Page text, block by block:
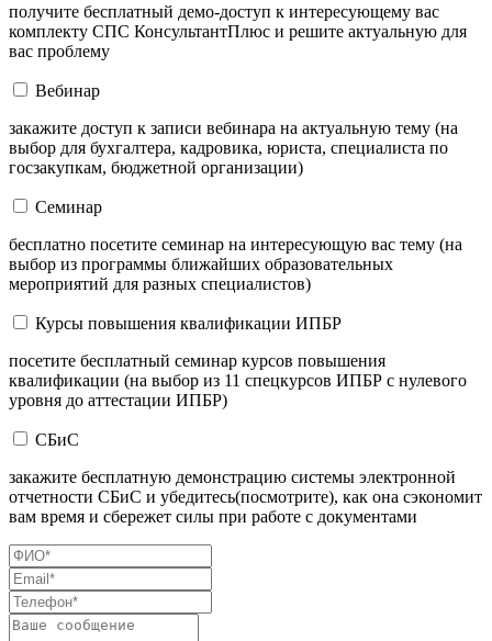
получите бесплатный демо-доступ к интересующему вас
комплекту СПС КонсультантПлюс и решите актуальную для
вас проблему
Вебинар
закажите доступ к записи вебинара на актуальную тему (на
выбор для бухгалтера, кадровика, юриста, специалиста по
госзакупкам, бюджетной организации)
Семинар
бесплатно посетите семинар на интересующую вас тему (на
выбор из программы ближайших образовательных
мероприятий для разных специалистов)
Курсы повышения квалификации ИПБР
посетите бесплатный семинар курсов повышения
квалификации (на выбор из 11 спецкурсов ИПБР с нулевого
уровня до аттестации ИПБР)
СБиС
закажите бесплатную демонстрацию системы электронной
отчетности СБиС и убедитесь(посмотрите), как она сэкономит
вам время и сбережет силы при работе с документами